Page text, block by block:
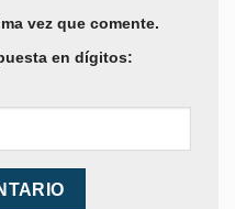
vez que comente.
en dígitos: